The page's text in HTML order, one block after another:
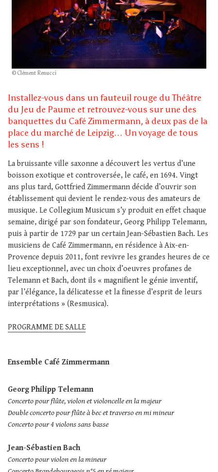
© Clément Renucci
Installez-vous dans un fauteuil rouge du Théâtre
du Jeu de Paume et retrouvez-vous sur une des
banquettes du Café Zimmermann, à deux pas de la
place du marché de Leipzig… Un voyage de tous
les sens !
La bruissante ville saxonne a découvert les vertus d’une
boisson exotique et controversée, le café, en 1694. Vingt
ans plus tard, Gottfried Zimmermann décide d’ouvrir son
établissement qui devient le rendez-vous des amateurs de
musique. Le Collegium Musicum s’y produit en effet chaque
semaine, dirigé par son fondateur, Georg Philipp Telemann,
puis à partir de 1729 par un certain Jean-Sébastien Bach. Les
musiciens de Café Zimmermann, en résidence à Aix-en-
Provence depuis 2011, font revivre les grandes heures de ce
lieu exceptionnel, avec un choix d’oeuvres profanes de
Telemann et Bach, dont ils « magnifient le génie inventif,
par l’élégance, la délicatesse et la finesse d’esprit de leurs
interprétations » (Resmusica).
PROGRAMME DE SALLE
Ensemble Café Zimmermann
Georg Philipp Telemann
Concerto pour flûte, violon et violoncelle en la majeur
Double concerto pour flûte à bec et traverso en mi mineur
Concerto pour 4 violons sans basse
Jean-Sébastien Bach
Concerto pour violon en la mineur